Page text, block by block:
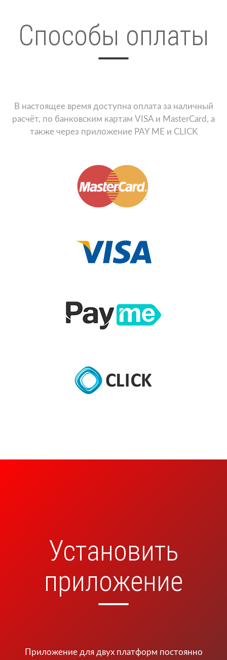
Способы оплаты
В настоящее время доступна оплата за наличный
расчёт, по банковским картам VISA и MasterCard, а
также через приложение PAY ME и CLICK
Установить
приложение
Приложение для двух платформ постоянно